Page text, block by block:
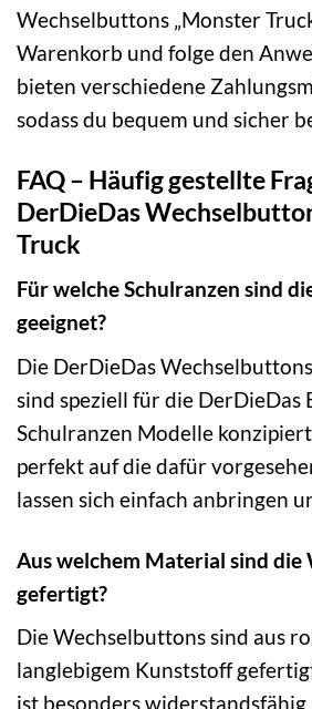
Wechselbuttons „Monster
Warenkorb und folge den
bieten verschiedene
sodass du bequem und sicher
FAQ – Häufig gestellte
DerDieDas
Truck
Für welche Schulranzen sind
geeignet?
Die DerDieDas
sind speziell für die DerDieDas
Schulranzen Modelle
perfekt auf die dafür
lassen sich einfach anbringen
Aus welchem Material sind die
gefertigt?
Die Wechselbuttons sind aus
langlebigem Kunststoff
ist besonders